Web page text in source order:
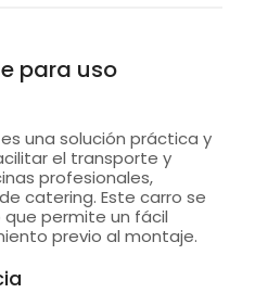
para uso
es una solución práctica y
el transporte y
profesionales,
catering. Este carro se
permite un fácil
previo al montaje.